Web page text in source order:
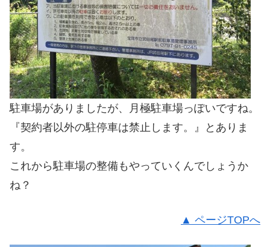
駐車場がありましたが、月極駐車場っぽいですね。
『契約者以外の駐停車は禁止します。』とありま
す。
これから駐車場の整備もやっていくんでしょうか
ね？
▲ ページTOPへ